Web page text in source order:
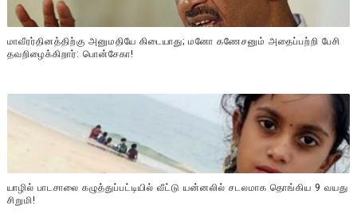
மாவீரர்தினத்திற்கு அனுமதியே கிடையாது; மனோ கணேசனும் அதைப்பற்றி பேசி
தவறிழைக்கிறார்: பொன்சேகா!
யாழில் பாடசாலை கழுத்துப்பட்டியில் வீட்டு யன்னலில் சடலமாக தொங்கிய 9 வயது
சிறுமி!